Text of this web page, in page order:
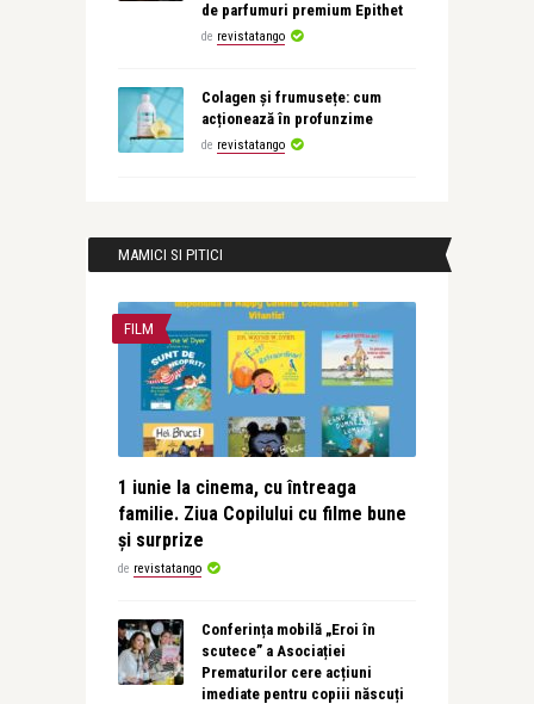
de parfumuri premium Epithet
de revistatango
Colagen și frumusețe: cum
acționează în profunzime
de revistatango
MAMICI SI PITICI
FILM
1 iunie la cinema, cu întreaga
familie. Ziua Copilului cu filme bune
și surprize
de revistatango
Conferința mobilă „Eroi în
scutece” a Asociației
Prematurilor cere acțiuni
imediate pentru copiii născuți